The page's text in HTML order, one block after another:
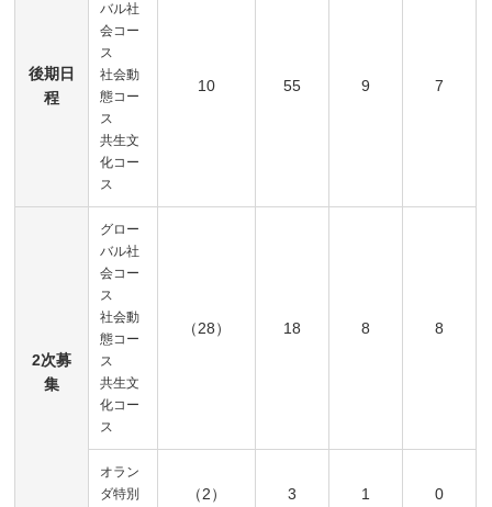
後期日
程
バル社
会コー
ス
社会動
態コー
ス
共生文
化コー
ス
10 55 9 7
2次募
集
グロー
バル社
会コー
ス
社会動
態コー
ス
共生文
化コー
ス
（28） 18 8 8
オラン
ダ特別
（2） 3 1 0